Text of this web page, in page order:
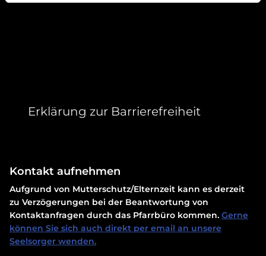
Erklärung zur Barrierefreiheit
Kontakt aufnehmen
Aufgrund von Mutterschutz/Elternzeit kann es derzeit
zu Verzögerungen bei der Beantwortung von
Kontaktanfragen durch das Pfarrbüro kommen. Gerne
können Sie sich auch direkt per email an unsere
Seelsorger wenden.